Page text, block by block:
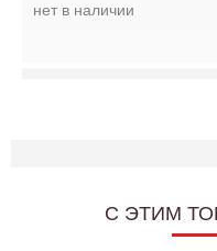
нет в наличии
C ЭТИМ